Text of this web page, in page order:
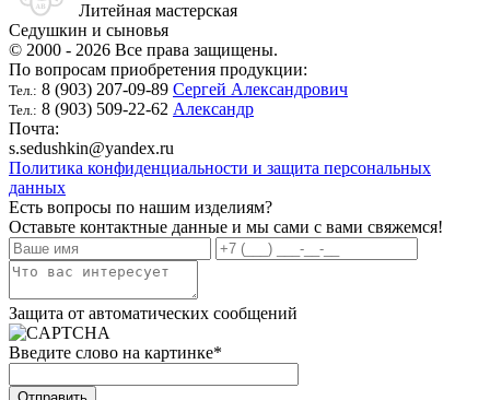
Литейная мастерская
Седушкин и сыновья
© 2000 - 2026 Все права защищены.
По вопросам приобретения продукции:
Тел.: 8 (903) 207-09-89 Сергей Александрович
Тел.: 8 (903) 509-22-62 Александр
Почта:
s.sedushkin@yandex.ru
Политика конфиденциальности и защита персональных
данных
Есть вопросы по нашим изделиям?
Оставьте контактные данные и мы сами с вами свяжемся!
Защита от автоматических сообщений
Введите слово на картинке*